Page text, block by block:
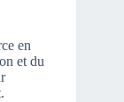
en
et du